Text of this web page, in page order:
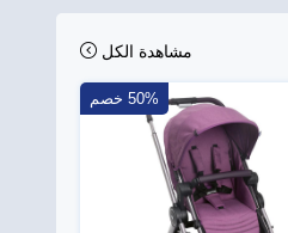
مشاهدة الكل
50% خصم